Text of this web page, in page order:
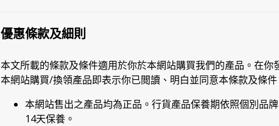
優惠條款及細則
本文所載的條款及條件適用於你於本網站購買我們的產品。在
本網站購買/換領產品即表示你已閲讀、明白並同意本條款及條件
本網站售出之產品均為正品。行貨產品保養期依照個別品
14天保養。